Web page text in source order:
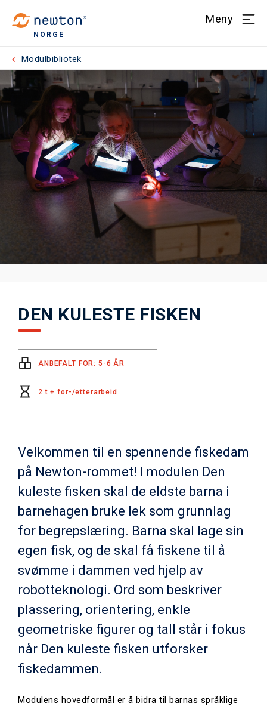
NORGE
Meny
Modulbibliotek
DEN KULESTE FISKEN
ANBEFALT FOR: 5-6 ÅR
2 t + for-/etterarbeid
Velkommen til en spennende fiskedam
på Newton-rommet! I modulen Den
kuleste fisken skal de eldste barna i
barnehagen bruke lek som grunnlag
for begrepslæring. Barna skal lage sin
egen fisk, og de skal få fiskene til å
svømme i dammen ved hjelp av
robotteknologi. Ord som beskriver
plassering, orientering, enkle
geometriske figurer og tall står i fokus
når Den kuleste fisken utforsker
fiskedammen.
Modulens hovedformål er å bidra til barnas språklige